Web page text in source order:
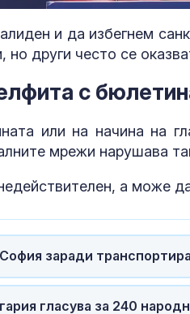
и да избегнем
но други често се
с
или на начина на
мрежи нарушава
а може
заради
гласува за 240